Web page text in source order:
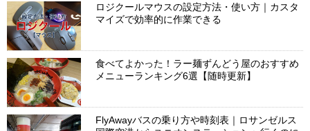
ロジクールマウスの設定方法・使い方｜カスタ
マイズで効率的に作業できる
食べてよかった！ラー麺ずんどう屋のおすすめ
メニューランキング6選【随時更新】
FlyAwayバスの乗り方や時刻表｜ロサンゼルス